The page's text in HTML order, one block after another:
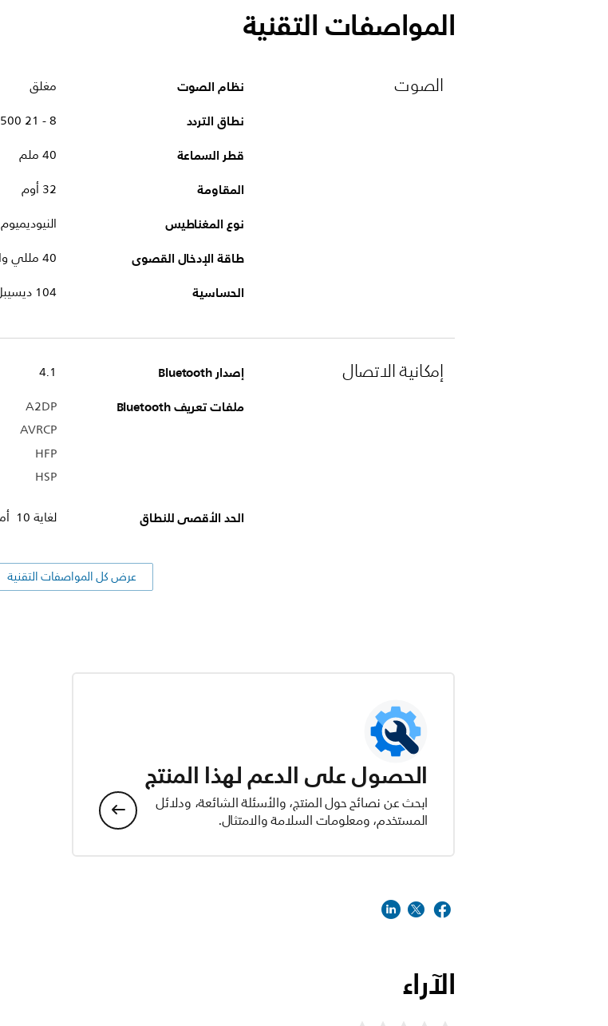
المواصفات التقنية
الصوت نظام الصوت مغلق
نطاق التردد 8 - 21 500 هرتز
قطر السماعة 40 ملم
المقاومة 32 أوم
نوع المغناطيس النيوديميوم
طاقة الإدخال القصوى 40 مللي واط
الحساسية 104 ديسيبل
إمكانية الاتصال إصدار Bluetooth 4.1
ملفات تعريف Bluetooth
A2DP
AVRCP
HFP
HSP
الحد الأقصى للنطاق لغاية 10 أمتار
عرض كل المواصفات التقنية
الحصول على الدعم لهذا المنتج
ابحث عن نصائح حول المنتج، والأسئلة الشائعة، ودلائل
المستخدم، ومعلومات السلامة والامتثال.
الآراء